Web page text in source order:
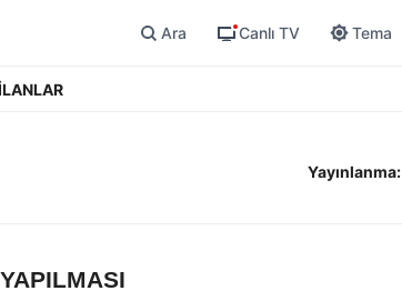
Ara Canlı TV Tema
Yayınlanma: